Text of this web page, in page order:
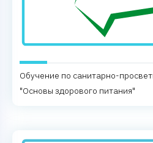
Обучение по санитарно-
"Основы здорового питания"